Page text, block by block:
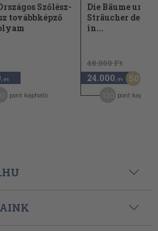
Szőlész-
továbbképző
,-Ft
pont kapható
Die Bäume und
Sträucher des
in...
48.000 Ft
24.000 ,-Ft 50
pont kapható